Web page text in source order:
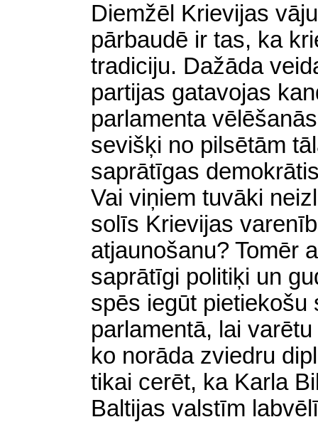
Diemžēl Krievijas
pārbaudē ir tas, ka
tradiciju. Dažāda
partijas gatavojas
parlamenta
sevišķi no pilsētām
saprātīgas
Vai viņiem tuvāki
solīs Krievijas
atjaunošanu? Tomēr
saprātīgi politiķi un
spēs iegūt pietiekošu
parlamentā, lai
ko norāda zviedru
tikai cerēt, ka Karla
Baltijas valstīm